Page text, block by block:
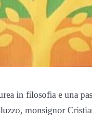
in filosofia e una
monsignor